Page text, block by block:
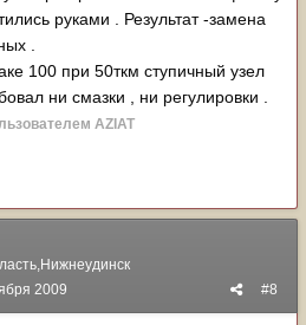
руками . Результат -замена
.
100 при 50ткм ступичный узел
ни смазки , ни регулировки .
AZIAT
#8
2009